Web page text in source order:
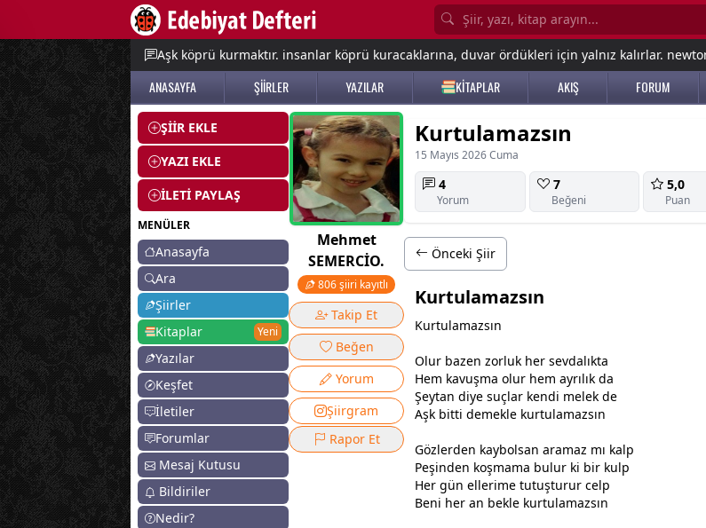
Aşk köprü kurmaktır. insanlar köprü kuracaklarına, duvar ördükleri için yalnız kalırlar.
ANASAYFA ŞİİRLER YAZILAR KİTAPLAR AKIŞ FORUM
ŞİİR EKLE
YAZI EKLE
İLETİ PAYLAŞ
MENÜLER
Anasayfa
Ara
Şiirler
Kitaplar
Yeni
Yazılar
Keşfet
İletiler
Forumlar
Mesaj Kutusu
Bildiriler
Nedir?
Mehmet
SEMERCİO.
806 şiiri kayıtlı
Takip Et
Beğen
Yorum
Şiirgram
Rapor Et
Kurtulamazsın
15 Mayıs 2026 Cuma
4
Yorum
7
Beğeni
5,0
Puan
Önceki Şiir
Kurtulamazsın
Kurtulamazsın
Olur bazen zorluk her sevdalıkta
Hem kavuşma olur hem ayrılık da
Şeytan diye suçlar kendi melek de
Aşk bitti demekle kurtulamazsın
Gözlerden kaybolsan aramaz mı kalp
Peşinden koşmama bulur ki bir kulp
Her gün ellerime tutuşturur celp
Beni her an bekle kurtulamazsın
menu